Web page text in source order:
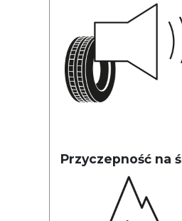
Przyczepność na